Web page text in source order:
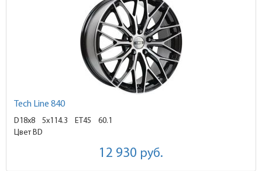
Tech Line 840
D18x8 5x114.3 ET45
60.1
Цвет BD
12 930 руб.